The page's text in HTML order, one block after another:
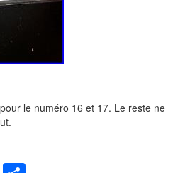
le numéro 16 et 17. Le reste ne